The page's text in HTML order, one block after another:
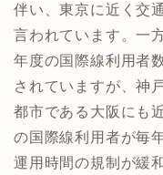
伴い、東京に近く交
言われています。一
年度の国際線利用者
されていますが、神
都市である大阪にも
の国際線利用者が毎
運用時間の規制が緩